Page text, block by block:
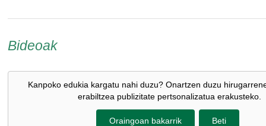
Bideoak
Kanpoko edukia kargatu nahi duzu? Onartzen duzu
erabiltzea publizitate pertsonalizatua erakusteko.
Oraingoan bakarrik Beti